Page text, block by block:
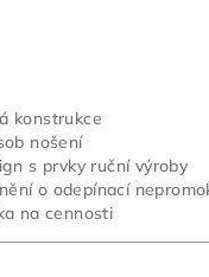
konstrukce
nošení
s prvky ruční výroby
o odepínací
na cennosti